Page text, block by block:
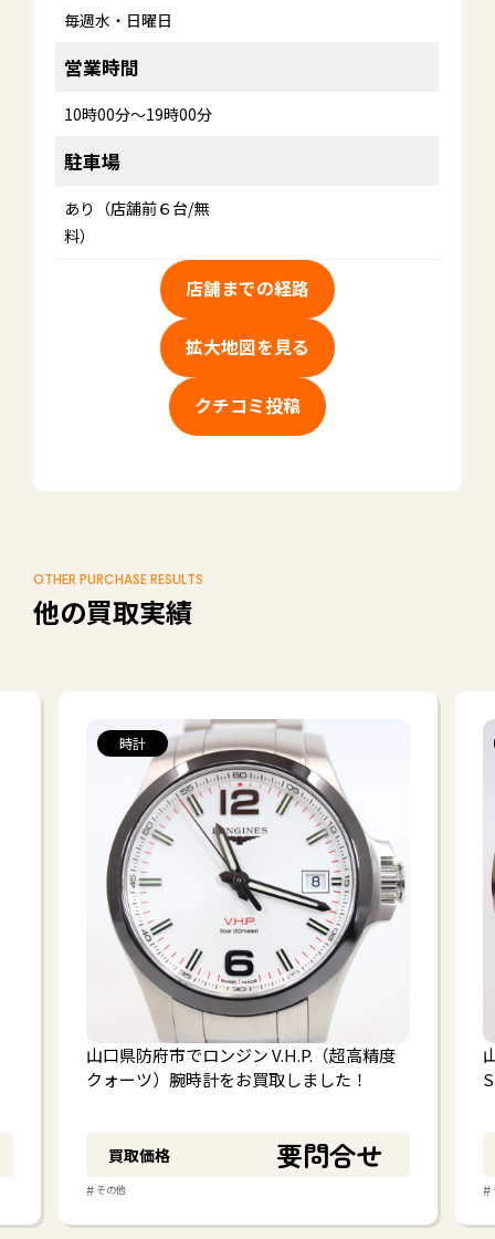
毎週水・日曜日
営業時間
10時00分～19時00分
駐車場
あり（店舗前６台/無
料）
店舗までの経路
拡大地図を見る
クチコミ投稿
OTHER PURCHASE RESULTS
他の買取実績
時計
山口県防府市でロンジン V.H.P.（超高精度
クォーツ）腕時計をお買取しました！
買取価格 要問合せ
# その他 #